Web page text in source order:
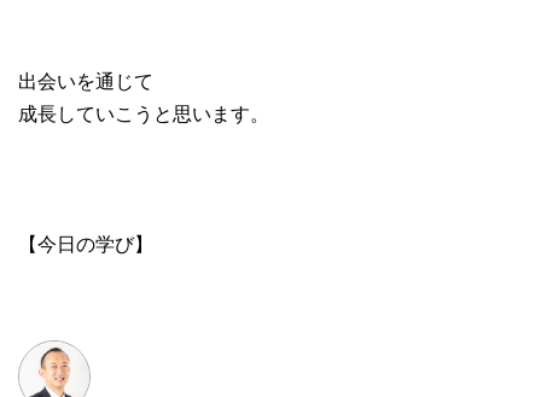
出会いを通じて
成長していこうと思います。
【今日の学び】